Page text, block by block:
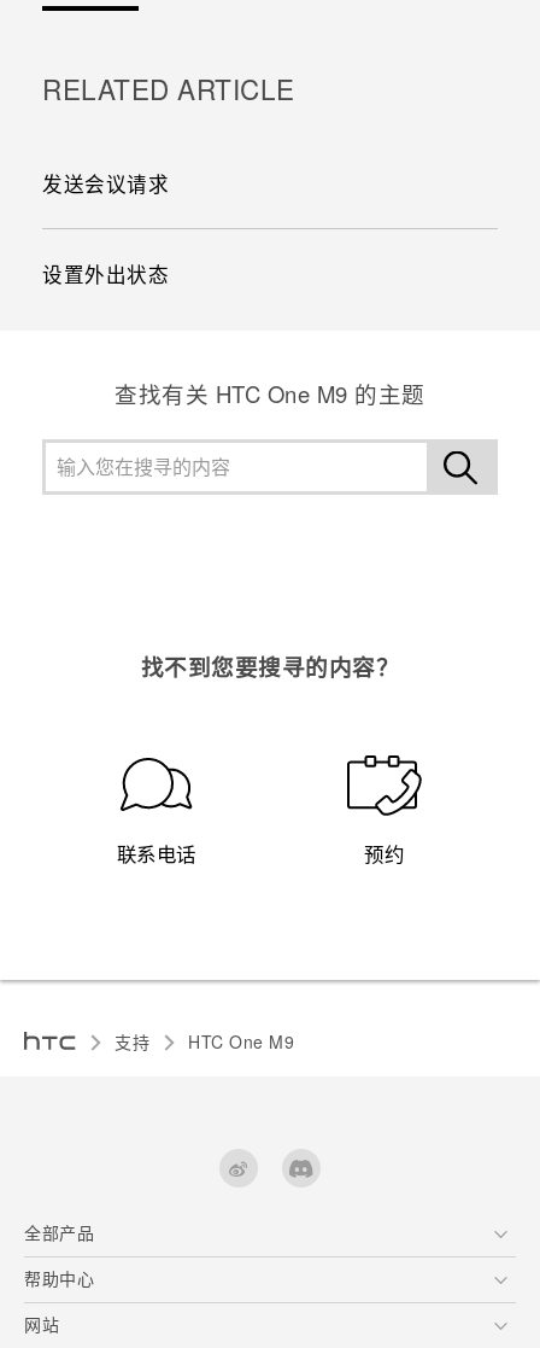
RELATED ARTICLE
发送会议请求
设置外出状态
查找有关 HTC One M9 的主题
找不到您要搜寻的内容？
联系电话 预约
支持 HTC One M9‎
全部产品
区块链智能手机
VIVE
帮助中心
在线客服
网站